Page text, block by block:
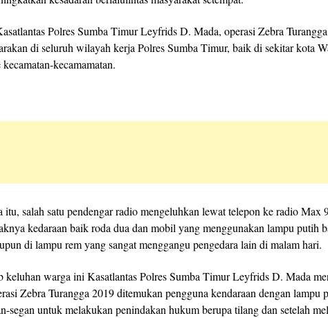
Polres Sumba Timur Leyfrids D. Mada, operasi Zebra
di seluruh wilayah kerja Polres Sumba Timur, baik di sekitar kota
kecamamatan.
itu, salah satu pendengar radio mengeluhkan lewat telepon ke radio Max
kedaraan baik roda dua dan mobil yang menggunakan lampu putih
di lampu rem yang sangat menggangu pengedara lain di malam hari.
keluhan warga ini Kasatlantas Polres Sumba Timur Leyfrids D. Mada
Zebra Turangga 2019 ditemukan pengguna kendaraan dengan lampu
segan untuk melakukan penindakan hukum berupa tilang dan setelah